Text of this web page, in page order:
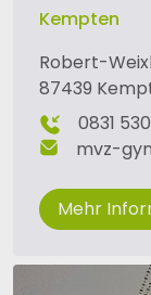
Kempten
Robert-
87439
0831
mvz-
Mehr